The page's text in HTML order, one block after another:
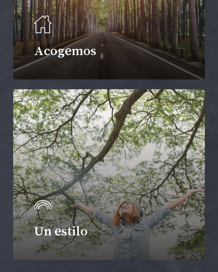
Acogemos
Un estilo